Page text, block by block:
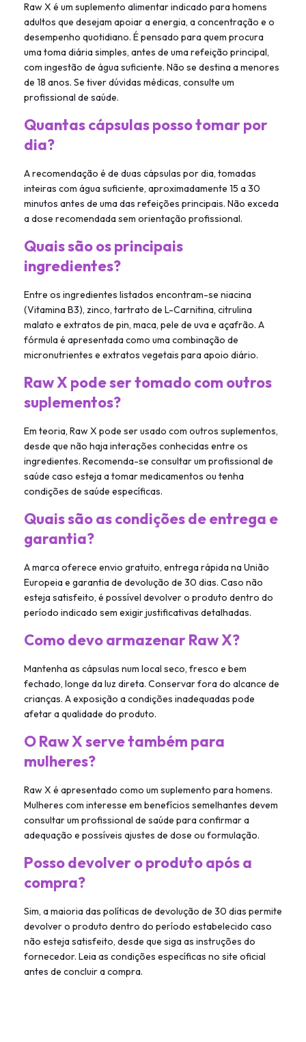
Raw X é um suplemento alimentar indicado para homens
adultos que desejam apoiar a energia, a concentração e o
desempenho quotidiano. É pensado para quem procura
uma toma diária simples, antes de uma refeição principal,
com ingestão de água suficiente. Não se destina a menores
de 18 anos. Se tiver dúvidas médicas, consulte um
profissional de saúde.
Quantas cápsulas posso tomar por
dia?
A recomendação é de duas cápsulas por dia, tomadas
inteiras com água suficiente, aproximadamente 15 a 30
minutos antes de uma das refeições principais. Não exceda
a dose recomendada sem orientação profissional.
Quais são os principais
ingredientes?
Entre os ingredientes listados encontram-se niacina
(Vitamina B3), zinco, tartrato de L-Carnitina, citrulina
malato e extratos de pin, maca, pele de uva e açafrão. A
fórmula é apresentada como uma combinação de
micronutrientes e extratos vegetais para apoio diário.
Raw X pode ser tomado com outros
suplementos?
Em teoria, Raw X pode ser usado com outros suplementos,
desde que não haja interações conhecidas entre os
ingredientes. Recomenda-se consultar um profissional de
saúde caso esteja a tomar medicamentos ou tenha
condições de saúde específicas.
Quais são as condições de entrega e
garantia?
A marca oferece envio gratuito, entrega rápida na União
Europeia e garantia de devolução de 30 dias. Caso não
esteja satisfeito, é possível devolver o produto dentro do
período indicado sem exigir justificativas detalhadas.
Como devo armazenar Raw X?
Mantenha as cápsulas num local seco, fresco e bem
fechado, longe da luz direta. Conservar fora do alcance de
crianças. A exposição a condições inadequadas pode
afetar a qualidade do produto.
O Raw X serve também para
mulheres?
Raw X é apresentado como um suplemento para homens.
Mulheres com interesse em benefícios semelhantes devem
consultar um profissional de saúde para confirmar a
adequação e possíveis ajustes de dose ou formulação.
Posso devolver o produto após a
compra?
Sim, a maioria das políticas de devolução de 30 dias permite
devolver o produto dentro do período estabelecido caso
não esteja satisfeito, desde que siga as instruções do
fornecedor. Leia as condições específicas no site oficial
antes de concluir a compra.